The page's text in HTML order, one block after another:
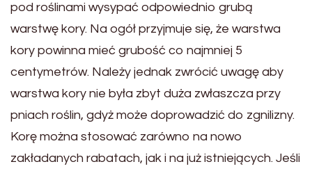
pod roślinami wysypać odpowiednio grubą
warstwę kory. Na ogół przyjmuje się, że warstwa
kory powinna mieć grubość co najmniej 5
centymetrów. Należy jednak zwrócić uwagę aby
warstwa kory nie była zbyt duża zwłaszcza przy
pniach roślin, gdyż może doprowadzić do zgnilizny.
Korę można stosować zarówno na nowo
zakładanych rabatach, jak i na już istniejących. Jeśli